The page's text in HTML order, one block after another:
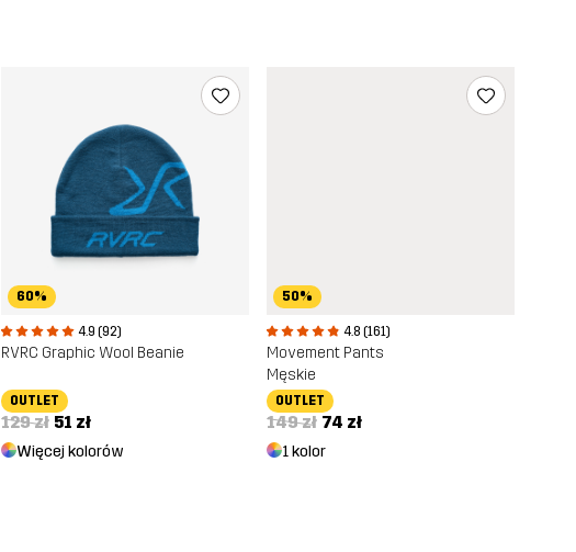
60%
4.9 (92)
RVRC Graphic Wool Beanie
OUTLET
129 zł 51 zł
Więcej kolorów
50%
4.8 (161)
Movement Pants
Męskie
OUTLET
149 zł 74 zł
1 kolor